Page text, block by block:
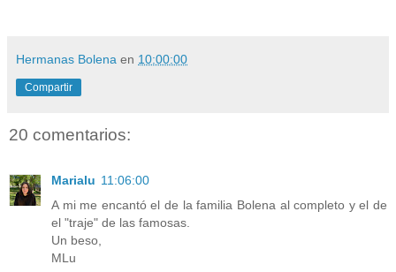
Hermanas Bolena en 10:00:00
Compartir
20 comentarios:
Marialu 11:06:00
A mi me encantó el de la familia Bolena al completo y el de
el "traje" de las famosas.
Un beso,
MLu